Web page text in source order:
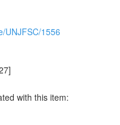
UNJFSC/1556
with this item: